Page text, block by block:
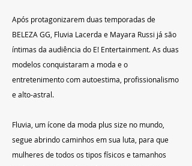
Após protagonizarem duas temporadas de
BELEZA GG, Fluvia Lacerda e Mayara Russi já são
íntimas da audiência do E! Entertainment. As duas
modelos conquistaram a moda e o
entretenimento com autoestima, profissionalismo
e alto-astral.
Fluvia, um ícone da moda plus size no mundo,
segue abrindo caminhos em sua luta, para que
mulheres de todos os tipos físicos e tamanhos